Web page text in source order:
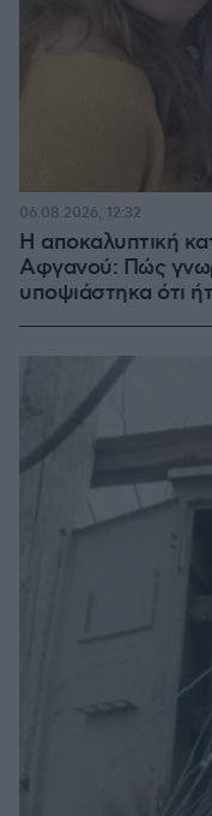
Η αποκαλυπτική
Αφγανού: Πώς
υποψιάστηκα ότι
06.08.2026, 12:32